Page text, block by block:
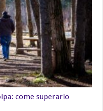
come superarlo